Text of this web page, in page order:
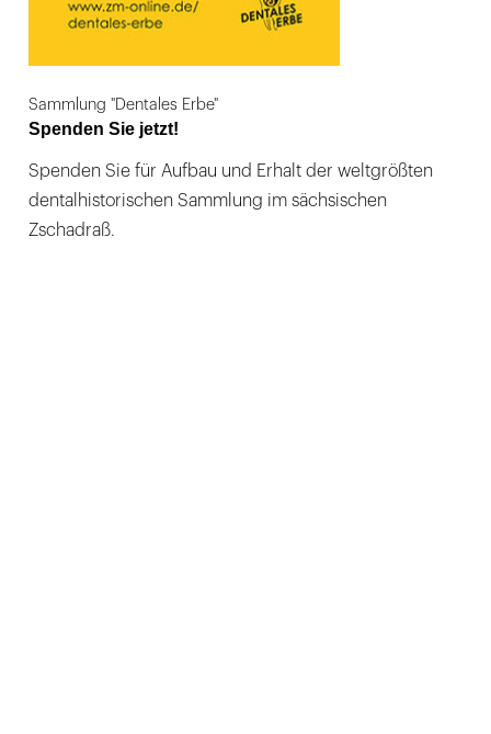
Sammlung "Dentales Erbe"
Spenden Sie jetzt!
Spenden Sie für Aufbau und Erhalt der weltgrößten
dentalhistorischen Sammlung im sächsischen
Zschadraß.